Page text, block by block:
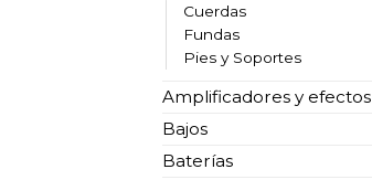
Cuerdas
Fundas
Pies y Soportes
Amplificadores y efectos
Bajos
Baterías